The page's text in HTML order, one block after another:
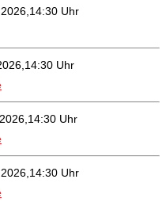
Uhr
Uhr
Uhr
Uhr